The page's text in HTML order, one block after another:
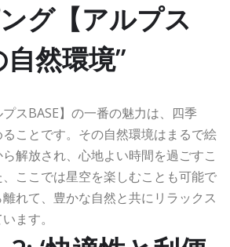
グ【アルプス
自然環境”
スBASE】の一番の魅力は、四季
ことです。その自然環境はまるで絵
解放され、心地よい時間を過ごすこ
ここでは星空を楽しむことも可能で
れて、豊かな自然と共にリラックス
ます。